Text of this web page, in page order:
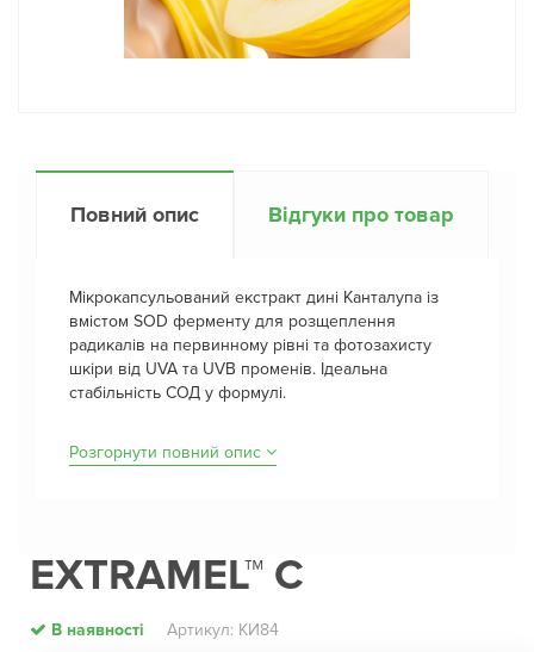
Повний опис Відгуки про товар
Мікрокапсульований екстракт дині Канталупа із
вмістом SOD ферменту для розщеплення
радикалів на первинному рівні та фотозахисту
шкіри від UVA та UVB променів. Ідеальна
стабільність СОД у формулі.
Розгорнути повний опис
EXTRAMEL™ C
В наявності Артикул: КИ84